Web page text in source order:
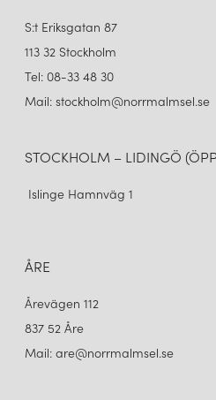
S:t Eriksgatan 87
113 32 Stockholm
Tel: 08-33 48 30
Mail: stockholm@norrmalmsel.se
STOCKHOLM – LIDINGÖ
Islinge Hamnväg 1
ÅRE
Årevägen 112
837 52 Åre
Mail: are@norrmalmsel.se